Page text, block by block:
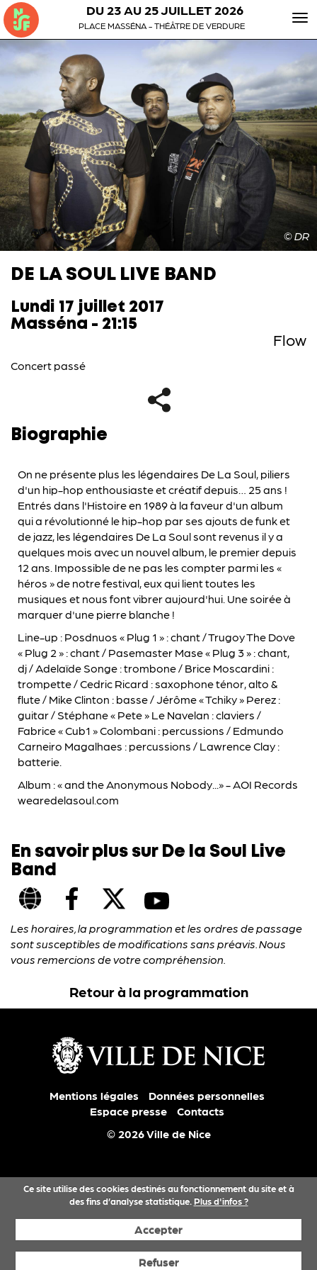
DU 23 AU 25 JUILLET 2026
PLACE MASSÉNA - THÉÂTRE DE VERDURE
© DR
DE LA SOUL LIVE BAND
Lundi 17 juillet 2017
Masséna - 21:15
Flow
Concert passé
Biographie
On ne présente plus les légendaires De La Soul, piliers
d'un hip-hop enthousiaste et créatif depuis… 25 ans !
Entrés dans l'Histoire en 1989 à la faveur d'un album
qui a révolutionné le hip-hop par ses ajouts de funk et
de jazz, les légendaires De La Soul sont revenus il y a
quelques mois avec un nouvel album, le premier depuis
12 ans. Impossible de ne pas les compter parmi les «
héros » de notre festival, eux qui lient toutes les
musiques et nous font vibrer aujourd'hui. Une soirée à
marquer d'une pierre blanche !
Line-up : Posdnuos « Plug 1 » : chant / Trugoy The Dove
« Plug 2 » : chant / Pasemaster Mase « Plug 3 » : chant,
dj / Adelaïde Songe : trombone / Brice Moscardini :
trompette / Cedric Ricard : saxophone ténor, alto &
flute / Mike Clinton : basse / Jérôme « Tchiky » Perez :
guitar / Stéphane « Pete » Le Navelan : claviers /
Fabrice « Cub1 » Colombani : percussions / Edmundo
Carneiro Magalhaes : percussions / Lawrence Clay :
batterie.
Album : « and the Anonymous Nobody...» - AOI Records
wearedelasoul.com
En savoir plus sur De la Soul Live
Band
Les horaires, la programmation et les ordres de passage
sont susceptibles de modifications sans préavis. Nous
vous remercions de votre compréhension.
Retour à la programmation
Mentions légales
Données personnelles
Espace presse
Contacts
© 2026 Ville de Nice
Ce site utilise des cookies destinés au fonctionnement du site et à
des fins d’analyse statistique. Plus d'infos ?
Accepter
Refuser